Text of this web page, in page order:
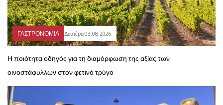
ΓΑΣΤΡΟΝΟΜΙΑ Δευτέρα 03.08.2026
Η ποιότητα οδηγός για τη διαμόρφωση της αξίας των
οινοστάφυλλων στον φετινό τρύγο